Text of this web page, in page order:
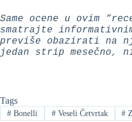
Same ocene u ovim
smatrajte
previše obazirati na
jedan strip mesečno,
Tags
#Bonelli #Veseli Četvrtak #